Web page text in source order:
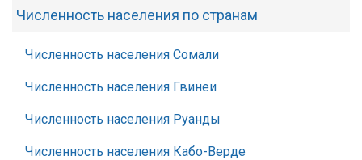
Численность населения по странам
Численность населения Сомали
Численность населения Гвинеи
Численность населения Руанды
Численность населения Кабо-Верде